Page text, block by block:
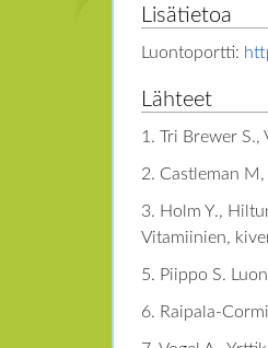
Lisätietoa
Luontoportti:
Lähteet
1. Tri Brewer
2. Castleman
3. Holm Y.,
Vitamiinien,
5. Piippo S.
6. Raipala-